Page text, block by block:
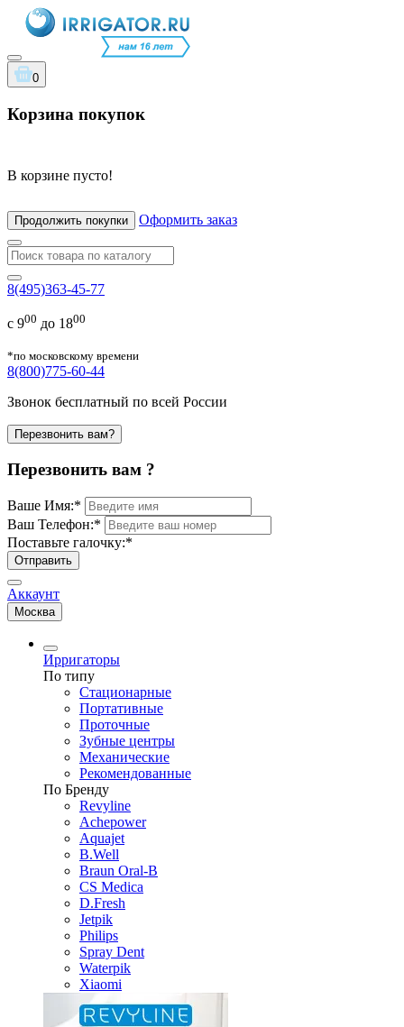
0
Корзина покупок
В корзине пусто!
Продолжить покупки Оформить заказ
8(495)363-45-77
с 900 до 1800
*по московскому времени
8(800)775-60-44
Звонок бесплатный по всей России
Перезвонить вам?
Перезвонить вам ?
Ваше Имя:*
Ваш Телефон:*
Поставьте галочку:*
Отправить
Аккаунт
Москва
Ирригаторы
По типу
Стационарные
Портативные
Проточные
Зубные центры
Механические
Рекомендованные
По Бренду
Revyline
Achepower
Aquajet
B.Well
Braun Oral-B
CS Medica
D.Fresh
Jetpik
Philips
Spray Dent
Waterpik
Xiaomi